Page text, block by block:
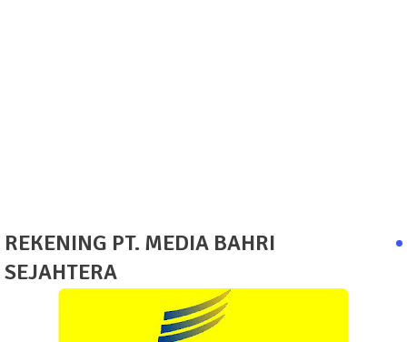
REKENING PT. MEDIA BAHRI
SEJAHTERA